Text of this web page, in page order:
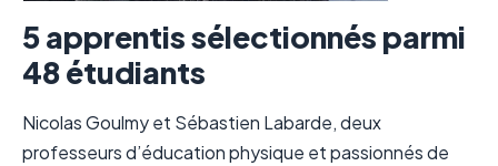
5 apprentis sélectionnés parmi
48 étudiants
Nicolas Goulmy et Sébastien Labarde, deux
professeurs d’éducation physique et passionnés de